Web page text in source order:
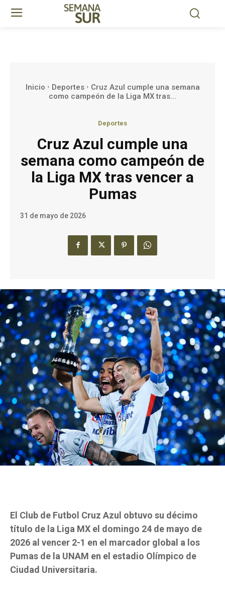
Inicio Deportes
Cruz Azul cumple una semana
como campeón de la Liga MX tras...
Deportes
Cruz Azul cumple una
semana como campeón de
la Liga MX tras vencer a
Pumas
31 de mayo de 2026
El Club de Futbol Cruz Azul obtuvo su décimo
título de la Liga MX el domingo 24 de mayo de
2026 al vencer 2-1 en el marcador global a los
Pumas de la UNAM en el estadio Olímpico de
Ciudad Universitaria.